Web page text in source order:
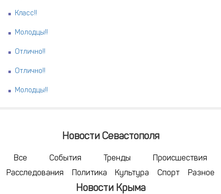
Класс!!
Молодцы!!
Отлично!!
Отлично!!
Молодцы!!
Новости Севастополя
Все События Тренды
Происшествия
Расследования
Политика Культура Спорт Разное
Новости Крыма